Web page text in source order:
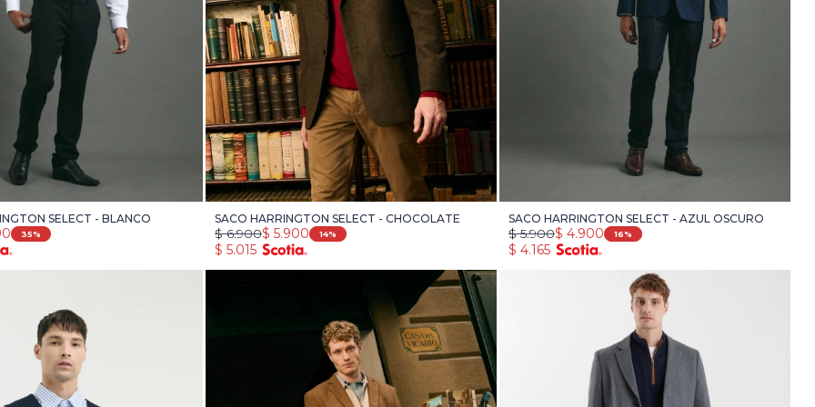
SELECT - BLANCO
35
SACO HARRINGTON SELECT - CHOCOLATE
$ 5.900
$ 6.900 14
$ 5.015
SACO HARRINGTON SELECT - AZUL OSCURO
$ 4.900
$ 5.900 16
$ 4.165